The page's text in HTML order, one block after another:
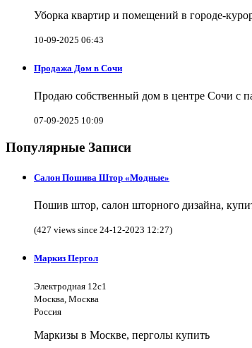
Уборка квартир и помещений в городе-
10-09-2025 06:43
Продажа Дом в Сочи
Продаю собственный дом в центре Сочи с
07-09-2025 10:09
Популярные Записи
Салон Пошива Штор «Модные»
Пошив штор, салон шторного дизайна,
(427 views since 24-12-2023 12:27)
Маркиз Пергол
Электродная 12с1
Москва, Москва
Россия
Маркизы в Москве, перголы купить